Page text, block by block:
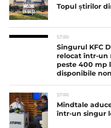
Topul știrilor
STIRI
Singurul KFC
relocat într-un
peste 400 mp
disponibile
STIRI
Mindtale
într-un singur